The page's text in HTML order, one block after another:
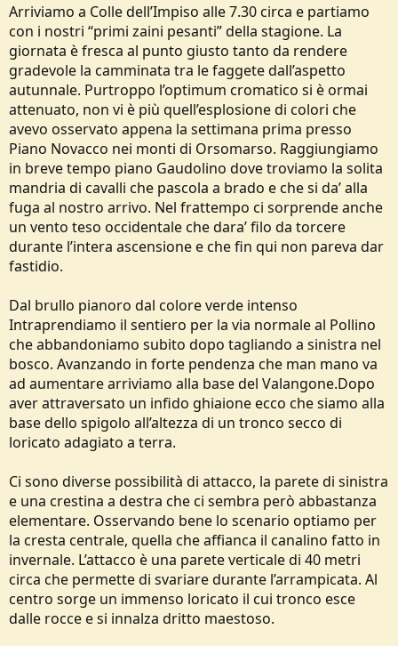
Arriviamo a Colle dell’Impiso alle 7.30 circa e partiamo
con i nostri “primi zaini pesanti” della stagione. La
giornata è fresca al punto giusto tanto da rendere
gradevole la camminata tra le faggete dall’aspetto
autunnale. Purtroppo l’optimum cromatico si è ormai
attenuato, non vi è più quell’esplosione di colori che
avevo osservato appena la settimana prima presso
Piano Novacco nei monti di Orsomarso. Raggiungiamo
in breve tempo piano Gaudolino dove troviamo la solita
mandria di cavalli che pascola a brado e che si da’ alla
fuga al nostro arrivo. Nel frattempo ci sorprende anche
un vento teso occidentale che dara’ filo da torcere
durante l’intera ascensione e che fin qui non pareva dar
fastidio.
Dal brullo pianoro dal colore verde intenso
Intraprendiamo il sentiero per la via normale al Pollino
che abbandoniamo subito dopo tagliando a sinistra nel
bosco. Avanzando in forte pendenza che man mano va
ad aumentare arriviamo alla base del Valangone.Dopo
aver attraversato un infido ghiaione ecco che siamo alla
base dello spigolo all’altezza di un tronco secco di
loricato adagiato a terra.
Ci sono diverse possibilità di attacco, la parete di sinistra
e una crestina a destra che ci sembra però abbastanza
elementare. Osservando bene lo scenario optiamo per
la cresta centrale, quella che affianca il canalino fatto in
invernale. L’attacco è una parete verticale di 40 metri
circa che permette di svariare durante l’arrampicata. Al
centro sorge un immenso loricato il cui tronco esce
dalle rocce e si innalza dritto maestoso.